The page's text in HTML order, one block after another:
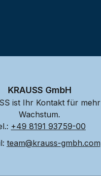
KRAUSS GmbH
ist Ihr Kontakt für mehr
Wachstum.
+49 8191 93759-00
team@krauss-gmbh.com